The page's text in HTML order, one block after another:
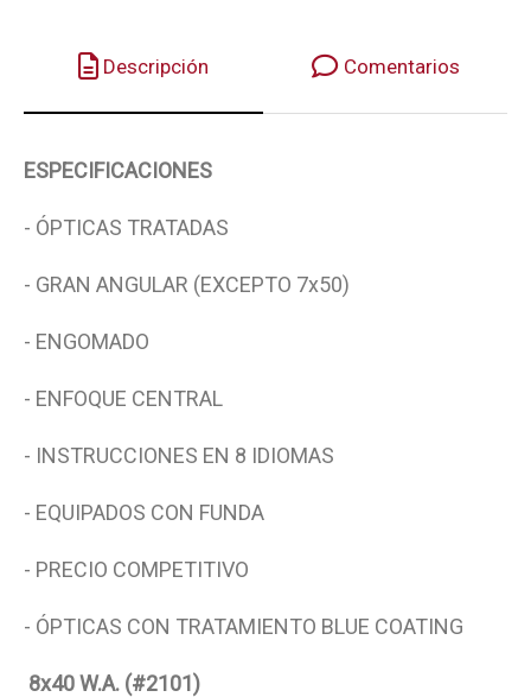
Descripción Comentarios
ESPECIFICACIONES
- ÓPTICAS TRATADAS
- GRAN ANGULAR (EXCEPTO 7x50)
- ENGOMADO
- ENFOQUE CENTRAL
- INSTRUCCIONES EN 8 IDIOMAS
- EQUIPADOS CON FUNDA
- PRECIO COMPETITIVO
- ÓPTICAS CON TRATAMIENTO BLUE COATING
8x40 W.A. (#2101)